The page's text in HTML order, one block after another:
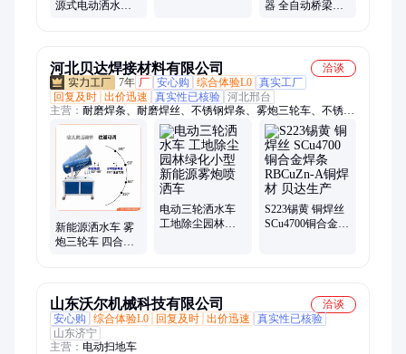
源式电动洒水车
器 全自动桥梁蒸
河北贝达焊接材料有限公司
洽谈
7年 厂 安心购 综合体验L0 真实工厂
回复及时 出价迅速 真实性已核验 河北邢台
主营： 耐磨焊条、耐磨焊丝、不锈钢焊条、雾炮三轮车、不锈钢
焊丝、铜焊条、铜焊丝、铝焊丝、铝焊条、镍基焊条、镍基焊
丝、银焊条、银焊片、钴基焊条、钴基焊丝、耐热钢焊条、耐热
钢焊丝、模具焊条、模具焊丝
新能源洒水车 雾
炮三轮车 四合一
电动三轮洒水车
工地除尘园林绿
S223锡黄 铜焊丝
SCu4700铜合金焊
山东沃尔机械科技有限公司
洽谈
安心购
综合体验L0 回复及时 出价迅速
真实性已核验
山东济宁
主营： 电动扫地车